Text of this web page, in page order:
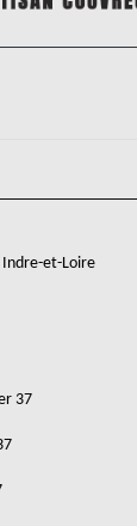
et-Loire
37